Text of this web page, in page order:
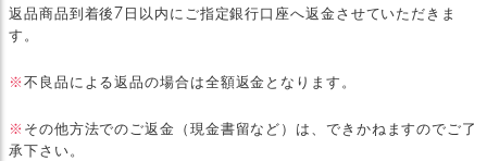
返品商品到着後7日以内にご指定銀行口座へ返金させていただきま
す。
※不良品による返品の場合は全額返金となります。
※ その他方法でのご返金（現金書留など）は、できかねますのでご了
承下さい。